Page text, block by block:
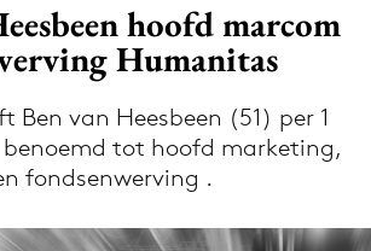
Download de app
nieuws via de Adformatie
Nieuws app
hoofd marcom
Humanitas
Ben van Heesbeen (51) per 1
benoemd tot hoofd marketing,
fondsenwerving .